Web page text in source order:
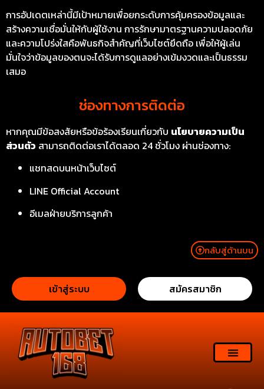
การอัปเดตเหล่านี้มีเป้าหมายเพื่อยกระดับการคุ้มครองข้อมูลและ
สร้างความเชื่อมั่นให้กับผู้ใช้งาน การรักษามาตรฐานความปลอดภัย
และความโปร่งใสคือพันธกิจสำคัญที่เว็บไซต์ยึดถือ เพื่อให้ผู้เล่น
มั่นใจว่าข้อมูลของตนจะได้รับการดูแลอย่างเข้มงวดและเป็นธรรม
เสมอ
ช่องทางการติดต่อ
หากคุณมีข้อสงสัยหรือข้อร้องเรียนเกี่ยวกับ นโยบายความเป็น
ส่วนตัว สามารถติดต่อเราได้ตลอด 24 ชั่วโมง ผ่านช่องทาง:
แชทสดบนหน้าเว็บไซต์
LINE Official Account
อีเมลฝ่ายบริการลูกค้า
กลับสู่ด้านบน
เข้าสู่ระบบ สมัครสมาชิก